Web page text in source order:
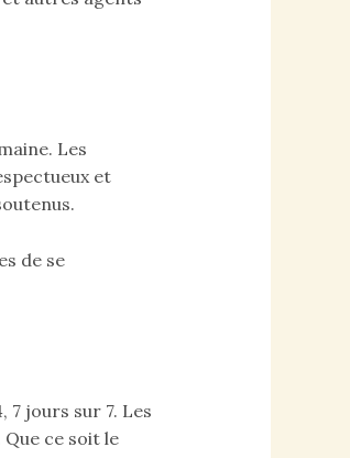
Les
et
de se
7 jours sur 7. Les
ce soit le